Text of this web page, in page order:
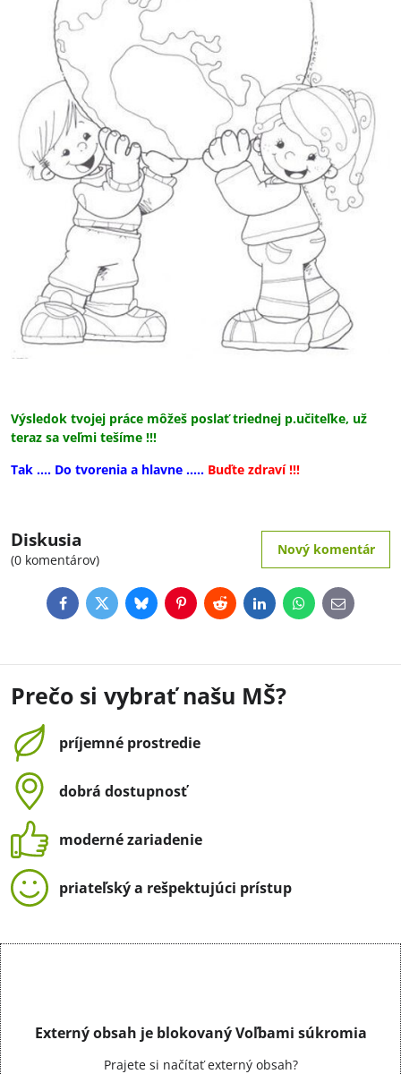
Výsledok tvojej práce môžeš poslať triednej p.učiteľke, už
teraz sa veľmi tešíme !!!
Tak .... Do tvorenia a hlavne ..... Buďte zdraví !!!
Diskusia
(0 komentárov)
Nový komentár
FacebookTwitterBlueskyPinterestRedditLinkedInWhatsApp
E-
mail
Prečo si vybrať našu MŠ?
príjemné prostredie
dobrá dostupnosť
moderné zariadenie
priateľský a rešpektujúci prístup
Externý obsah je blokovaný Voľbami súkromia
Prajete si načítať externý obsah?